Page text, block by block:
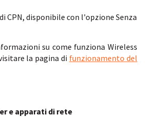
CPN, disponibile con l'opzione Senza
su come funziona Wireless
la pagina di funzionamento del
e apparati di rete